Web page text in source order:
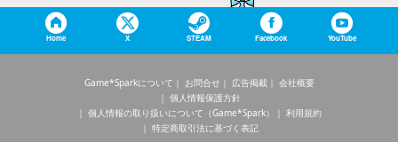
Home X STEAM Facebook YouTube
Game*Sparkについて お問合せ 広告掲載
会社概要
個人情報保護方針
個人情報の取り扱いについて（Game*Spark）
利用規約
特定商取引法に基づく表記